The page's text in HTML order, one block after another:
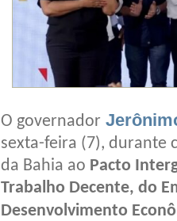
O governador
sexta-feira (7), durante
da Bahia ao Pacto
Trabalho Decente, do
Desenvolvimento